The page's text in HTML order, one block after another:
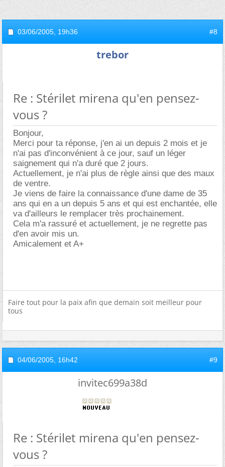
03/06/2005, 19h36 #8
trebor
Re : Stérilet mirena qu'en pensez-
vous ?
Bonjour,
Merci pour ta réponse, j'en ai un depuis 2 mois et je
n'ai pas d'inconvénient à ce jour, sauf un léger
saignement qui n'a duré que 2 jours.
Actuellement, je n'ai plus de règle ainsi que des maux
de ventre.
Je viens de faire la connaissance d'une dame de 35
ans qui en a un depuis 5 ans et qui est enchantée, elle
va d'ailleurs le remplacer très prochainement.
Cela m'a rassuré et actuellement, je ne regrette pas
d'en avoir mis un.
Amicalement et A+
Faire tout pour la paix afin que demain soit meilleur pour
tous
04/06/2005, 16h42 #9
invitec699a38d
Re : Stérilet mirena qu'en pensez-
vous ?